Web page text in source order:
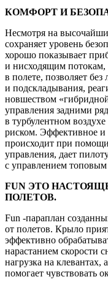
КОМФОРТ И
Несмотря на
сохраняет уровень
хорошо показывает
и нисходящим потокам,
в полете, позволяет
и подскладывания,
новшеством
управления задними
в турбулентном
риском. Эффективное и
происходит при
управления, дает
с управлением
FUN ЭТО
ПОЛЕТОВ.
Fun -параплан
от полетов. Крыло
эффективно
нарастанием скорости
нагрузка на
помогает чувствовать